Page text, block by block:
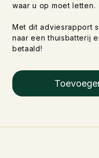
waar u op moet letten.
Met dit adviesrapport
naar een thuisbatterij
betaald!